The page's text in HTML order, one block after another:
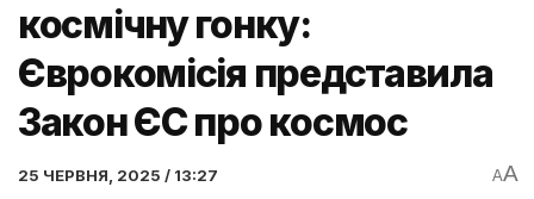
космічну гонку:
Єврокомісія представила
Закон ЄС про космос
25 ЧЕРВНЯ, 2025 / 13:27 AA